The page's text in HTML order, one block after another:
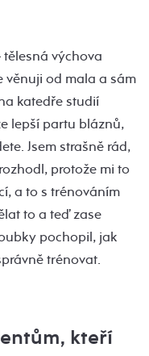
tělesná výchova
věnuji od mala a sám
katedře studií
lepší partu bláznů,
Jsem strašně rád,
protože mi to
a to s trénováním
to a teď zase
pochopil, jak
trénovat.
kteří